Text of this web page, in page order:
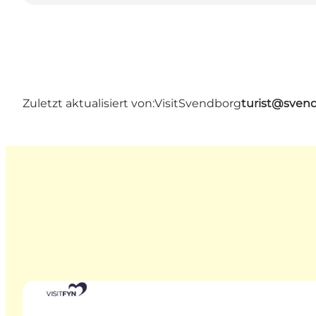
Zuletzt aktualisiert von:VisitSvendborg